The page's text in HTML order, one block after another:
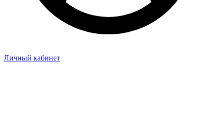
Личный кабинет